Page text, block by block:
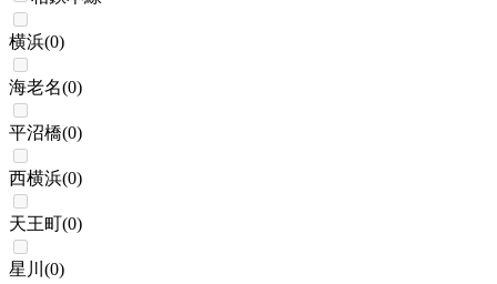
横浜(0)
海老名(0)
平沼橋(0)
西横浜(0)
天王町(0)
星川 (0)